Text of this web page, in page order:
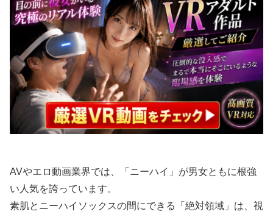
AVやエロ動画業界では、「ニーハイ」が男女ともに根強
い人気を誇っています。
素肌とニーハイソックスの間にできる「絶対領域」は、視